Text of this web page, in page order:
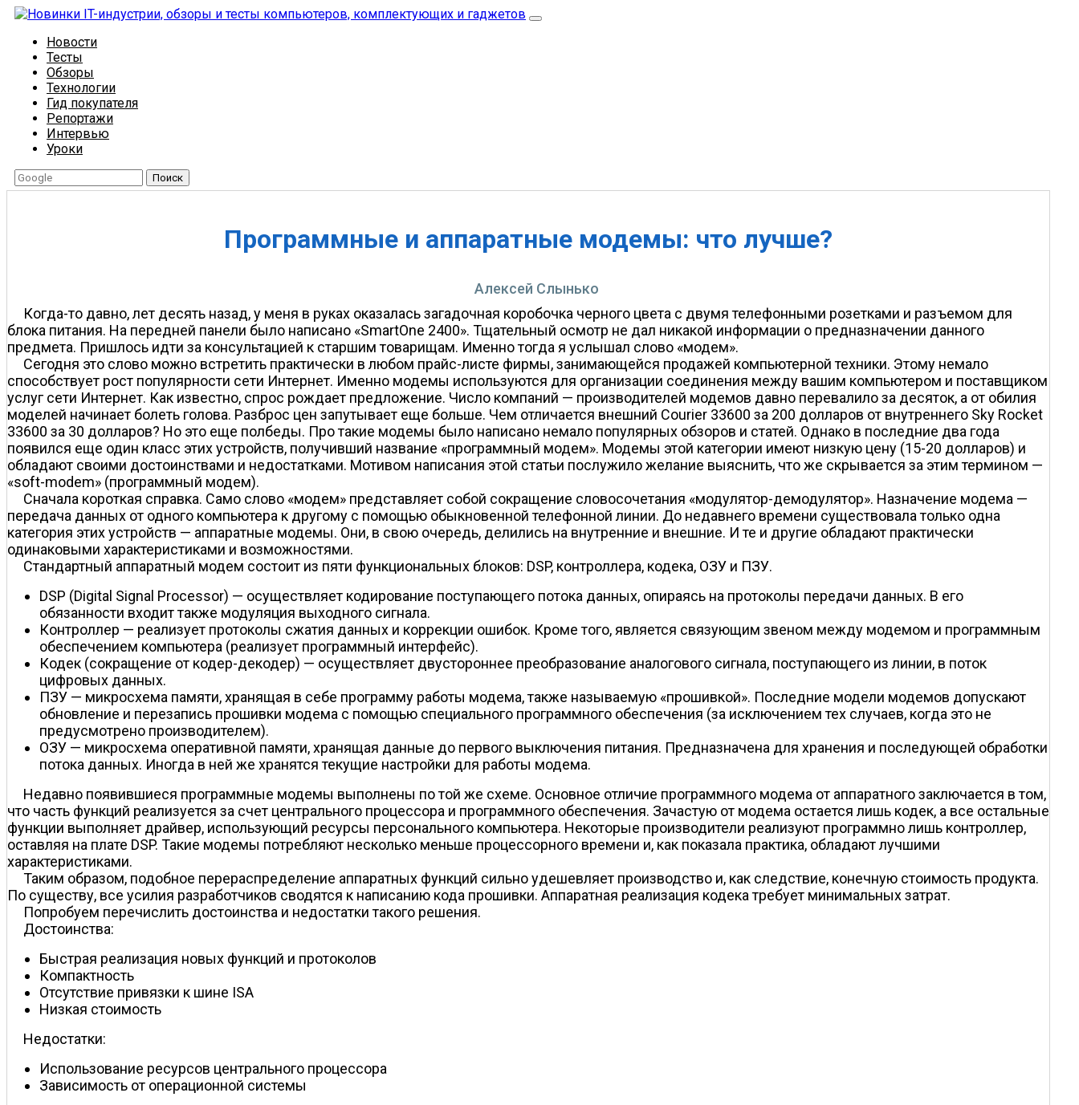
Новости
Тесты
Обзоры
Технологии
Гид покупателя
Репортажи
Интервью
Уроки
Поиск
Программные и аппаратные модемы: что лучше?
Алексей Слынько
Когда-то давно, лет десять назад, у меня в руках оказалась загадочная коробочка черного цвета с двумя телефонными розетками и разъемом для
блока питания. На передней панели было написано «SmartOne 2400». Тщательный осмотр не дал никакой информации о предназначении данного
предмета. Пришлось идти за консультацией к старшим товарищам. Именно тогда я услышал слово «модем».
Сегодня это слово можно встретить практически в любом прайс-листе фирмы, занимающейся продажей компьютерной техники. Этому немало
способствует рост популярности сети Интернет. Именно модемы используются для организации соединения между вашим компьютером и поставщиком
услуг сети Интернет. Как известно, спрос рождает предложение. Число компаний — производителей модемов давно перевалило за десяток, а от обилия
моделей начинает болеть голова. Разброс цен запутывает еще больше. Чем отличается внешний Courier 33600 за 200 долларов от внутреннего Sky Rocket
33600 за 30 долларов? Но это еще полбеды. Про такие модемы было написано немало популярных обзоров и статей. Однако в последние два года
появился еще один класс этих устройств, получивший название «программный модем». Модемы этой категории имеют низкую цену (15-20 долларов) и
обладают своими достоинствами и недостатками. Мотивом написания этой статьи послужило желание выяснить, что же скрывается за этим термином —
«soft-modem» (программный модем).
Сначала короткая справка. Само слово «модем» представляет собой сокращение словосочетания «модулятор-демодулятор». Назначение модема —
передача данных от одного компьютера к другому с помощью обыкновенной телефонной линии. До недавнего времени существовала только одна
категория этих устройств — аппаратные модемы. Они, в свою очередь, делились на внутренние и внешние. И те и другие обладают практически
одинаковыми характеристиками и возможностями.
Стандартный аппаратный модем состоит из пяти функциональных блоков: DSP, контроллера, кодека, ОЗУ и ПЗУ.
DSP (Digital Signal Processor) — осуществляет кодирование поступающего потока данных, опираясь на протоколы передачи данных. В его
обязанности входит также модуляция выходного сигнала.
Контроллер — реализует протоколы сжатия данных и коррекции ошибок. Кроме того, является связующим звеном между модемом и программным
обеспечением компьютера (реализует программный интерфейс).
Кодек (сокращение от кодер-декодер) — осуществляет двустороннее преобразование аналогового сигнала, поступающего из линии, в поток
цифровых данных.
ПЗУ — микросхема памяти, хранящая в себе программу работы модема, также называемую «прошивкой». Последние модели модемов допускают
обновление и перезапись прошивки модема с помощью специального программного обеспечения (за исключением тех случаев, когда это не
предусмотрено производителем).
ОЗУ — микросхема оперативной памяти, хранящая данные до первого выключения питания. Предназначена для хранения и последующей обработки
потока данных. Иногда в ней же хранятся текущие настройки для работы модема.
Недавно появившиеся программные модемы выполнены по той же схеме. Основное отличие программного модема от аппаратного заключается в том,
что часть функций реализуется за счет центрального процессора и программного обеспечения. Зачастую от модема остается лишь кодек, а все остальные
функции выполняет драйвер, использующий ресурсы персонального компьютера. Некоторые производители реализуют программно лишь контроллер,
оставляя на плате DSP. Такие модемы потребляют несколько меньше процессорного времени и, как показала практика, обладают лучшими
характеристиками.
Таким образом, подобное перераспределение аппаратных функций сильно удешевляет производство и, как следствие, конечную стоимость продукта.
По существу, все усилия разработчиков сводятся к написанию кода прошивки. Аппаратная реализация кодека требует минимальных затрат.
Попробуем перечислить достоинства и недостатки такого решения.
Достоинства:
Быстрая реализация новых функций и протоколов
Компактность
Отсутствие привязки к шине ISA
Низкая стоимость
Недостатки:
Использование ресурсов центрального процессора
Зависимость от операционной системы